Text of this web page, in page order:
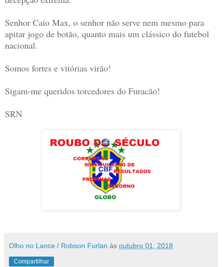
Senhor Caio Max, o senhor não serve nem mesmo para
apitar jogo de botão, quanto mais um clássico do futebol
nacional.
Somos fortes e vitórias virão!
Sigam-me queridos torcedores do Furacão!
SRN
Olho no Lance / Robson Furlan às outubro 01, 2018
Compartilhar